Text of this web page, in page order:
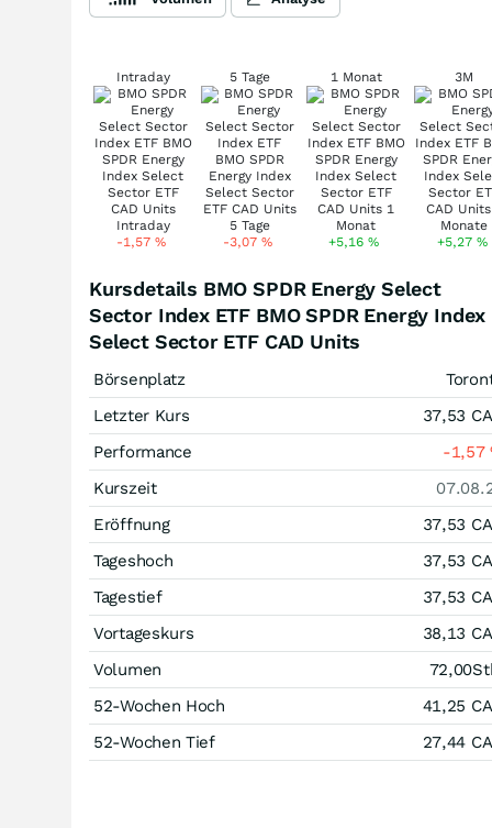
Intraday
-1,57 %
5 Tage
-3,07 %
1 Monat
+5,16%
3M
+5,27 %
Kursdetails BMO SPDR Energy Select
Sector Index ETF BMO SPDR Energy Index
Select Sector ETF CAD Units
Börsenplatz
Letzter Kurs
37,53
Performance
-1,57
Kurszeit
Eröffnung
37,53
Tageshoch
37,53
Tagestief
37,53
Vortageskurs
38,13
Volumen
72,00
52-Wochen Hoch
41,25
52-Wochen Tief
27,44